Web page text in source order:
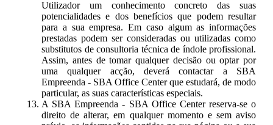
Utilizador um conhecimento concreto das suas
potencialidades e dos benefícios que podem resultar
para a sua empresa. Em caso algum as informações
prestadas podem ser consideradas ou utilizadas como
substitutos de consultoria técnica de índole profissional.
Assim, antes de tomar qualquer decisão ou optar por
uma qualquer acção, deverá contactar a SBA
Empreenda - SBA Office Center que estudará, de modo
particular, as suas características especiais.
A SBA Empreenda - SBA Office Center reserva-se o
direito de alterar, em qualquer momento e sem aviso